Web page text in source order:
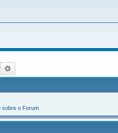
Pesquisar
sobre o Forum